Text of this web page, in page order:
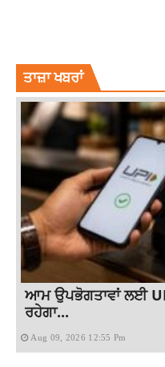
ਤਾਜ਼ਾ ਖਬਰਾਂ
ਆਮ ਉਪਭੋਗਤਾਵਾਂ ਲਈ
ਰਹੇਗਾ...
Aug 09, 2026 12:55 Pm